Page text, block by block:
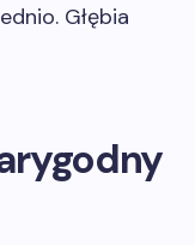
Głębia